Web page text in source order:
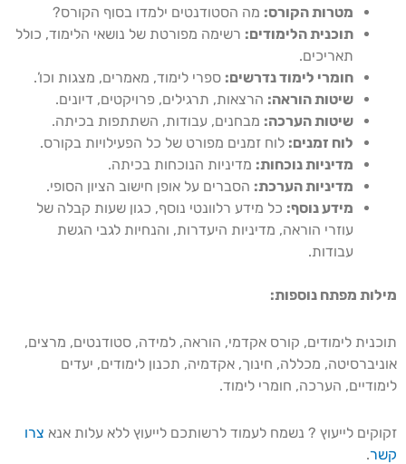
מטרות הקורס: מה הסטודנטים ילמדו בסוף הקורס?
תוכנית הלימודים: רשימה מפורטת של נושאי הלימוד, כולל
תאריכים.
חומרי לימוד נדרשים: ספרי לימוד, מאמרים, מצגות וכו’.
שיטות הוראה: הרצאות, תרגילים, פרויקטים, דיונים.
שיטות הערכה: מבחנים, עבודות, השתתפות בכיתה.
לוח זמנים: לוח זמנים מפורט של כל הפעילויות בקורס.
מדיניות נוכחות: מדיניות הנוכחות בכיתה.
מדיניות הערכת: הסברים על אופן חישוב הציון הסופי.
מידע נוסף: כל מידע רלוונטי נוסף, כגון שעות קבלה של
עוזרי הוראה, מדיניות היעדרות, והנחיות לגבי הגשת
עבודות.
מילות מפתח נוספות:
תוכנית לימודים, קורס אקדמי, הוראה, למידה, סטודנטים, מרצים,
אוניברסיטה, מכללה, חינוך, אקדמיה, תכנון לימודים, יעדים
לימודיים, הערכה, חומרי לימוד.
זקוקים לייעוץ ? נשמח לעמוד לרשותכם לייעוץ ללא עלות אנא צרו
קשר.